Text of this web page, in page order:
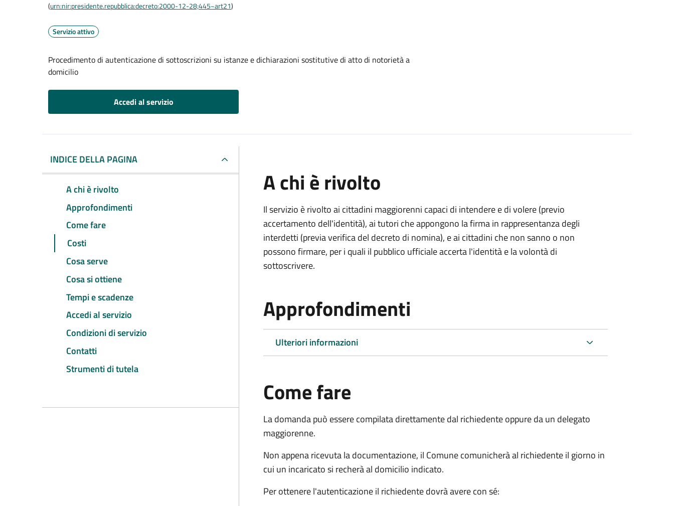
(urn:nir:presidente.repubblica:decreto:2000-12-28;445~art21)
Servizio attivo
Procedimento di autenticazione di sottoscrizioni su istanze e dichiarazioni sostitutive di atto di notorietà a
domicilio
Accedi al servizio
INDICE DELLA PAGINA
A chi è rivolto
Approfondimenti
Come fare
Costi
Cosa serve
Cosa si ottiene
Tempi e scadenze
Accedi al servizio
Condizioni di servizio
Contatti
Strumenti di tutela
A chi è rivolto
Il servizio è rivolto ai cittadini maggiorenni capaci di intendere e di volere (previo
accertamento dell'identità), ai tutori che appongono la firma in rappresentanza degli
interdetti (previa verifica del decreto di nomina), e ai cittadini che non sanno o non
possono firmare, per i quali il pubblico ufficiale accerta l'identità e la volontà di
sottoscrivere.
Approfondimenti
Ulteriori informazioni
Come fare
La domanda può essere compilata direttamente dal richiedente oppure da un delegato
maggiorenne.
Non appena ricevuta la documentazione, il Comune comunicherà al richiedente il giorno in
cui un incaricato si recherà al domicilio indicato.
Per ottenere l'autenticazione il richiedente dovrà avere con sé: